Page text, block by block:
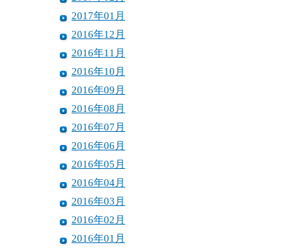
2017年01月
2016年12月
2016年11月
2016年10月
2016年09月
2016年08月
2016年07月
2016年06月
2016年05月
2016年04月
2016年03月
2016年02月
2016年01月